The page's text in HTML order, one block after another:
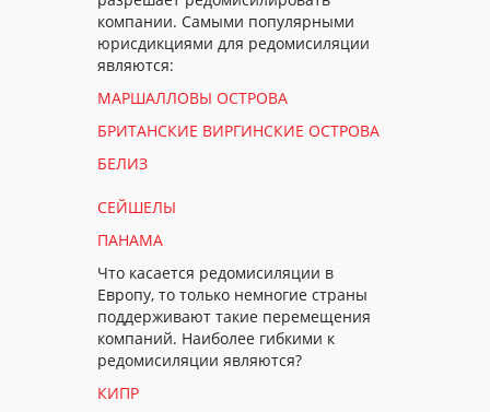
компании. Самыми популярными
юрисдикциями для редомисиляции
являются:
МАРШАЛЛОВЫ ОСТРОВА
БРИТАНСКИЕ ВИРГИНСКИЕ ОСТРОВА
БЕЛИЗ
СЕЙШЕЛЫ
ПАНАМА
Что касается редомисиляции в
Европу, то только немногие страны
поддерживают такие перемещения
компаний. Наиболее гибкими к
редомисиляции являются?
КИПР